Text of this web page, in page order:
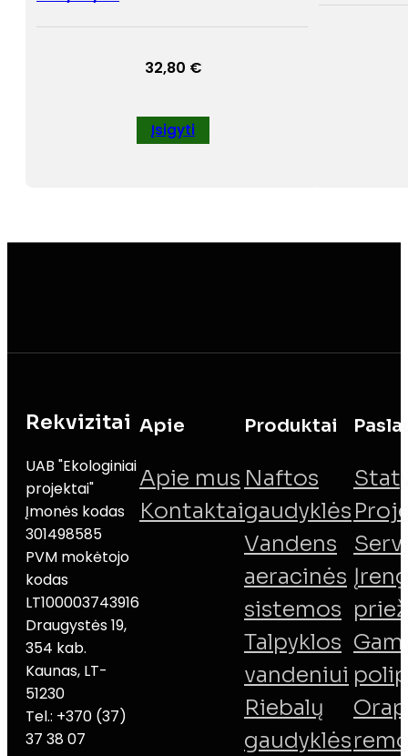
32,80 €
Įsigyti
Rekvizitai
UAB "Ekologiniai
projektai"
Įmonės kodas
301498585
PVM mokėtojo
kodas
LT100003743916
Draugystės 19,
354 kab.
Kaunas, LT-
51230
Tel.: +370 (37)
37 38 07
Apie
Apie mus
Kontaktai
Produktai
Naftos
gaudyklės
Vandens
aeracinės
sistemos
Talpyklos
vandeniui
Riebalų
gaudyklės